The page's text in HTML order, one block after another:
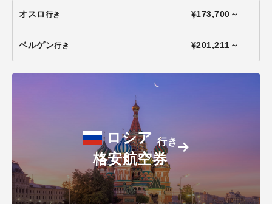
オスロ 行き ¥173,700～
ベルゲン行き ¥201,211～
ロシア 行き
格安航空券